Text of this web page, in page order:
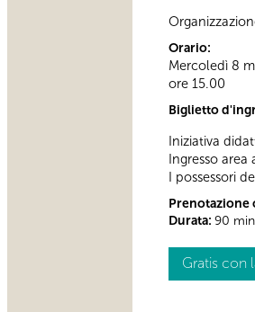
Orario:
Mercoledì 8
ore 15.00
Biglietto
Iniziativa
Ingresso
I possessori
Prenotazione
Durata: 90
Gratis con